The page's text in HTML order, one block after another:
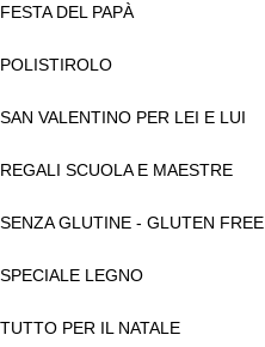
FESTA DEL PAPÀ
POLISTIROLO
SAN VALENTINO PER LEI E LUI
REGALI SCUOLA E MAESTRE
SENZA GLUTINE - GLUTEN FREE
SPECIALE LEGNO
TUTTO PER IL NATALE